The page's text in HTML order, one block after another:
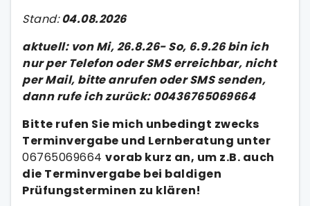
Stand:04.08.2026
aktuell: von Mi, 26.8.26- So, 6.9.26 bin ich
nur per Telefon oder SMS erreichbar, nicht
per Mail, bitte anrufen oder SMS senden,
dann rufe ich zurück: 00436765069664
Bitte rufen Sie mich unbedingt zwecks
Terminvergabe und Lernberatung unter
06765069664 vorab kurz an, um z.B. auch
die Terminvergabe bei baldigen
Prüfungsterminen zu klären!